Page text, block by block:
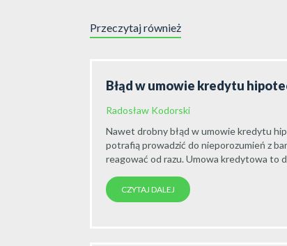
Przeczytaj również
Błąd w umowie kredytu
Radosław Kodorski
Nawet drobny błąd w umowie kredytu
potrafią prowadzić do nieporozumień z
reagować od razu. Umowa kredytowa to
CZYTAJ DALEJ